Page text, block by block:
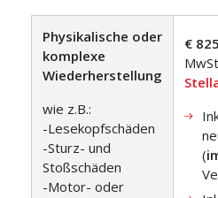
Physikalische oder
komplexe
Wiederherstellung
wie z.B.:
-Lesekopfschäden
-Sturz- und
Stoßschäden
-Motor- oder
€
(